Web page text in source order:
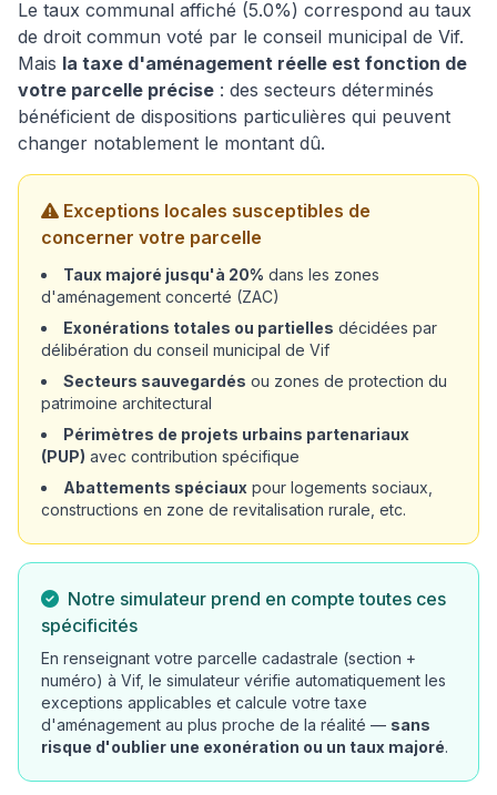
Le taux communal affiché (5.0%) correspond au taux
de droit commun voté par le conseil municipal de Vif.
Mais la taxe d'aménagement réelle est fonction de
votre parcelle précise : des secteurs déterminés
bénéficient de dispositions particulières qui peuvent
changer notablement le montant dû.
Exceptions locales susceptibles de
concerner votre parcelle
Taux majoré jusqu'à 20% dans les zones
d'aménagement concerté (ZAC)
Exonérations totales ou partielles décidées par
délibération du conseil municipal de Vif
Secteurs sauvegardés ou zones de protection du
patrimoine architectural
Périmètres de projets urbains partenariaux
(PUP) avec contribution spécifique
Abattements spéciaux pour logements sociaux,
constructions en zone de revitalisation rurale, etc.
Notre simulateur prend en compte toutes ces
spécificités
En renseignant votre parcelle cadastrale (section +
numéro) à Vif, le simulateur vérifie automatiquement les
exceptions applicables et calcule votre taxe
d'aménagement au plus proche de la réalité — sans
risque d'oublier une exonération ou un taux majoré.